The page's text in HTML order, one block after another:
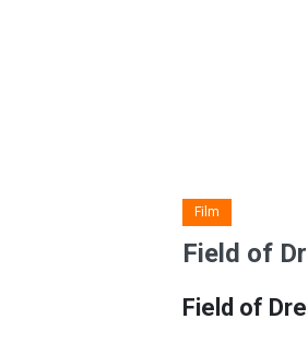
Film
Field of
Field of